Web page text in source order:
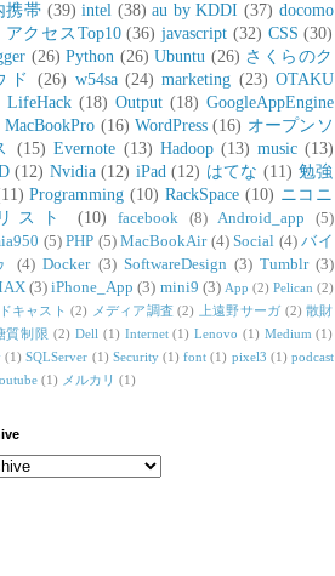
携帯 (39) intel (38) au by KDDI (37) docomo
アクセスTop10 (36) javascript (32) CSS (30)
(26) Python (26) Ubuntu (26) さくらのク
ド
(26) w54sa (24) marketing (23) OTAKU
LifeHack (18) Output (18) GoogleAppEngine
MacBookPro (16) WordPress (16) オープンソ
(15) Evernote (13) Hadoop (13) music (13)
(12) Nvidia (12) iPad (12) はてな (11) 勉強
Programming (10) RackSpace (10) ニコニ
スト
(10) facebook (8) Android_app
(5)
(5) PHP (5) MacBookAir (4) Social (4) バイ
(4) Docker (3) SoftwareDesign (3) Tumblr (3)
(3) iPhone_App (3) mini9 (3) App (2) Pelican (2)
キャスト (2) メディア調査 (2) 上遠野サーガ (2) 散財
質制限 (2) Dell (1) Internet (1) Lenovo (1) Medium (1)
(1) SQLServer (1) Security (1) font (1) pixel3 (1) podcast
(1) メルカリ (1)